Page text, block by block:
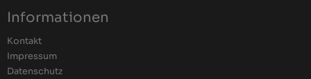
Informationen
Kontakt
Impressum
Datenschutz